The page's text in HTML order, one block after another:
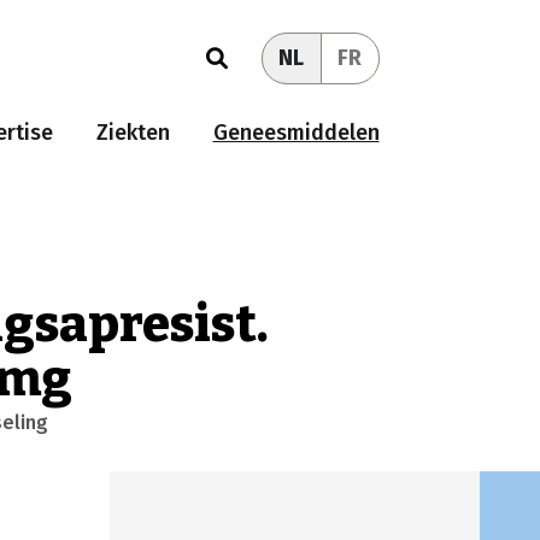
NL FR
Ziekten Geneesmiddelen